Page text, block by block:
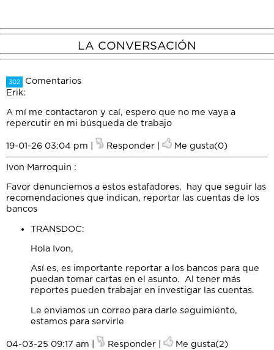
LA CONVERSACIÓN
302
Comentarios
Erik:
A mí me contactaron y caí, espero que no me vaya a
repercutir en mi búsqueda de trabajo
19-01-26 03:04 pm | Responder Me gusta(0)
Ivon Marroquin :
Favor denunciemos a estos estafadores, hay que seguir las
recomendaciones que indican, reportar las cuentas de los
bancos
TRANSDOC:
Hola Ivon,
Así es, es importante reportar a los bancos para que
puedan tomar cartas en el asunto. Al tener más
reportes pueden trabajar en investigar las cuentas.
Le enviamos un correo para darle seguimiento,
estamos para servirle
04-03-25 09:17 am | Responder Me gusta(2)